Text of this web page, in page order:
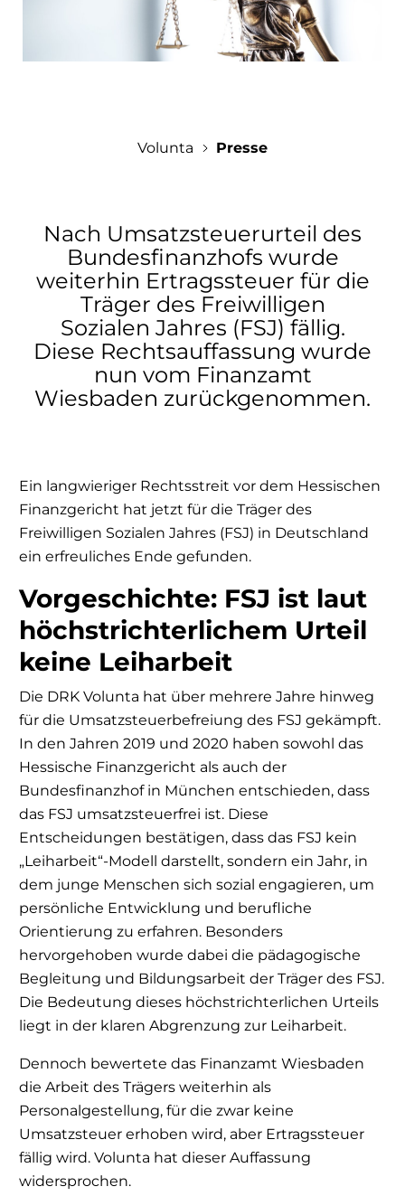
Erfahrungsberichte
Lehrkräfte & Berufsberatung
Downloadbereich
Volunta Presse
Nach Umsatzsteuerurteil des
Bundesfinanzhofs wurde
weiterhin Ertragssteuer für die
Träger des Freiwilligen
Sozialen Jahres (FSJ) fällig.
Diese Rechtsauffassung wurde
nun vom Finanzamt
Wiesbaden zurückgenommen.
Ein langwieriger Rechtsstreit vor dem Hessischen
Finanzgericht hat jetzt für die Träger des
Freiwilligen Sozialen Jahres (FSJ) in Deutschland
ein erfreuliches Ende gefunden.
Vorgeschichte: FSJ ist laut
höchstrichterlichem Urteil
keine Leiharbeit
Die DRK Volunta hat über mehrere Jahre hinweg
für die Umsatzsteuerbefreiung des FSJ gekämpft.
In den Jahren 2019 und 2020 haben sowohl das
Hessische Finanzgericht als auch der
Bundesfinanzhof in München entschieden, dass
das FSJ umsatzsteuerfrei ist. Diese
Entscheidungen bestätigen, dass das FSJ kein
„Leiharbeit“-Modell darstellt, sondern ein Jahr, in
dem junge Menschen sich sozial engagieren, um
persönliche Entwicklung und berufliche
Orientierung zu erfahren. Besonders
hervorgehoben wurde dabei die pädagogische
Begleitung und Bildungsarbeit der Träger des FSJ.
Die Bedeutung dieses höchstrichterlichen Urteils
liegt in der klaren Abgrenzung zur Leiharbeit.
Dennoch bewertete das Finanzamt Wiesbaden
die Arbeit des Trägers weiterhin als
Personalgestellung, für die zwar keine
Umsatzsteuer erhoben wird, aber Ertragssteuer
fällig wird. Volunta hat dieser Auffassung
widersprochen.